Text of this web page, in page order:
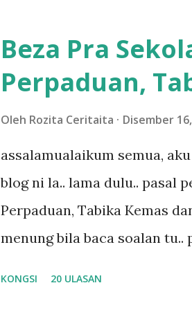
shah singgah Giant beli
kereta tu biasalah kan kami
sampai masuk dalam... dan
Beza Pra
Perpaduan,
Oleh Rozita Ceritaita Disember
assalamualaikum semua,
blog ni la.. lama dulu.. pasal
Perpaduan, Tabika Kemas
menung bila baca soalan
KONGSI 20 ULASAN